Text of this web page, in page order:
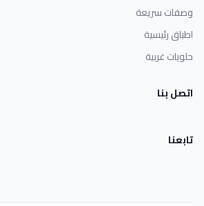
وصفات سريعة
اطباق رئيسية
حلويات غربية
اتصل بنا
تابعنا